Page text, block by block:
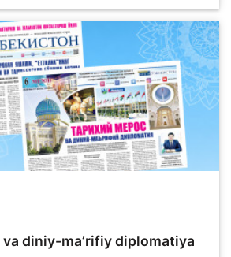
diniy-ma’rifiy diplomatiya